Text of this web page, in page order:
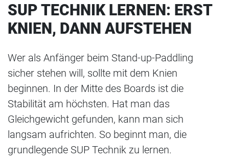
SUP TECHNIK LERNEN: ERST
KNIEN, DANN AUFSTEHEN
Wer als Anfänger beim Stand-up-Paddling
sicher stehen will, sollte mit dem Knien
beginnen. In der Mitte des Boards ist die
Stabilität am höchsten. Hat man das
Gleichgewicht gefunden, kann man sich
langsam aufrichten. So beginnt man, die
grundlegende SUP Technik zu lernen.